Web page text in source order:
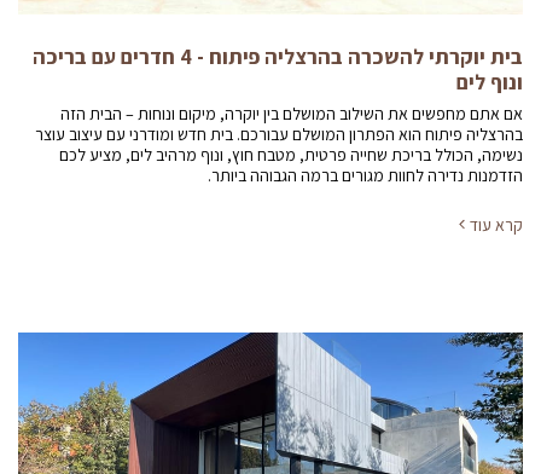
בית יוקרתי להשכרה בהרצליה פיתוח - 4 חדרים עם בריכה
ונוף לים
אם אתם מחפשים את השילוב המושלם בין יוקרה, מיקום ונוחות – הבית הזה
בהרצליה פיתוח הוא הפתרון המושלם עבורכם. בית חדש ומודרני עם עיצוב עוצר
נשימה, הכולל בריכת שחייה פרטית, מטבח חוץ, ונוף מרהיב לים, מציע לכם
הזדמנות נדירה לחוות מגורים ברמה הגבוהה ביותר.
קרא עוד